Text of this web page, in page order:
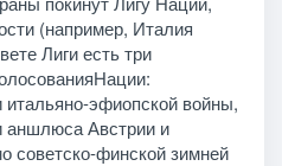
(например, Италия
Лиги есть три
итальяно-эфиопской войны,
аншлюса Австрии и
советско-финской зимней